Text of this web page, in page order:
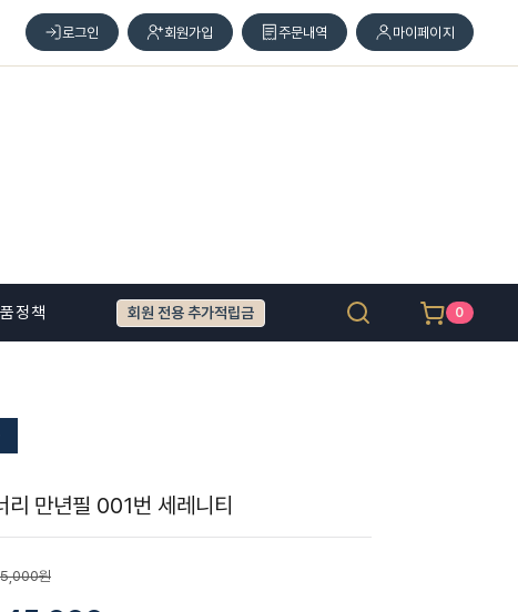
로그인 회원가입 주문내역 마이페이지
정책 회원 전용 추가적립금 0
리 만년필 001번 세레니티
원